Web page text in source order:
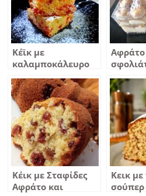
Κέϊκ με
καλαμποκάλευρο
Κέικ με Σταφίδες
Αφράτο και
Κεικ